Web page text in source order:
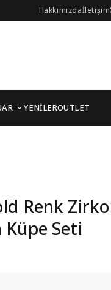
Hakkımızdaİletişim
YENİLEROUTLET
Kadın
Renk
Küpe Seti